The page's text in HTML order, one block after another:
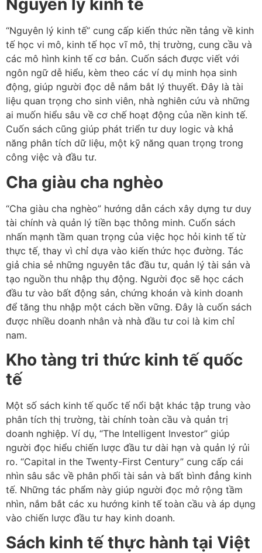
Nguyên lý kinh tế
“Nguyên lý kinh tế” cung cấp kiến thức nền tảng về kinh
tế học vi mô, kinh tế học vĩ mô, thị trường, cung cầu và
các mô hình kinh tế cơ bản. Cuốn sách được viết với
ngôn ngữ dễ hiểu, kèm theo các ví dụ minh họa sinh
động, giúp người đọc dễ nắm bắt lý thuyết. Đây là tài
liệu quan trọng cho sinh viên, nhà nghiên cứu và những
ai muốn hiểu sâu về cơ chế hoạt động của nền kinh tế.
Cuốn sách cũng giúp phát triển tư duy logic và khả
năng phân tích dữ liệu, một kỹ năng quan trọng trong
công việc và đầu tư.
Cha giàu cha nghèo
“Cha giàu cha nghèo” hướng dẫn cách xây dựng tư duy
tài chính và quản lý tiền bạc thông minh. Cuốn sách
nhấn mạnh tầm quan trọng của việc học hỏi kinh tế từ
thực tế, thay vì chỉ dựa vào kiến thức học đường. Tác
giả chia sẻ những nguyên tắc đầu tư, quản lý tài sản và
tạo nguồn thu nhập thụ động. Người đọc sẽ học cách
đầu tư vào bất động sản, chứng khoán và kinh doanh
để tăng thu nhập một cách bền vững. Đây là cuốn sách
được nhiều doanh nhân và nhà đầu tư coi là kim chỉ
nam.
Kho tàng tri thức kinh tế quốc
tế
Một số sách kinh tế quốc tế nổi bật khác tập trung vào
phân tích thị trường, tài chính toàn cầu và quản trị
doanh nghiệp. Ví dụ, “The Intelligent Investor” giúp
người đọc hiểu chiến lược đầu tư dài hạn và quản lý rủi
ro. “Capital in the Twenty-First Century” cung cấp cái
nhìn sâu sắc về phân phối tài sản và bất bình đẳng kinh
tế. Những tác phẩm này giúp người đọc mở rộng tầm
nhìn, nắm bắt các xu hướng kinh tế toàn cầu và áp dụng
vào chiến lược đầu tư hay kinh doanh.
Sách kinh tế thực hành tại Việt